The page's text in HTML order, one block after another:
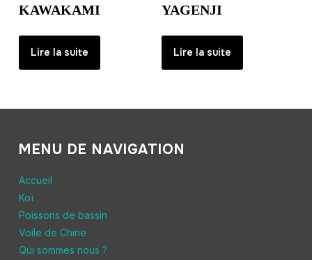
KAWAKAMI
Lire la suite
YAGENJI
Lire la suite
MENU DE NAVIGATION
Accueil
Koï
Poissons de bassin
Voile de Chine
Qui sommes nous ?